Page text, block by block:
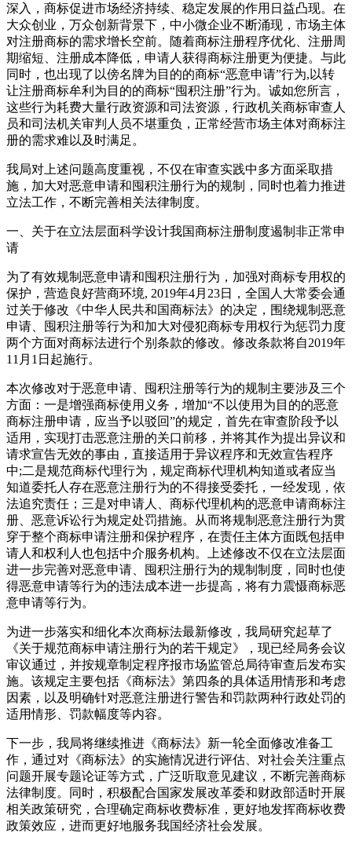
深入，商标促进市场经济持续、稳定发展的作用日益凸现。在
大众创业，万众创新背景下，中小微企业不断涌现，市场主体
对注册商标的需求增长空前。随着商标注册程序优化、注册周
期缩短、注册成本降低，申请人获得商标注册更为便捷。与此
同时，也出现了以傍名牌为目的的商标“恶意申请”行为,以转
让注册商标牟利为目的的商标“囤积注册”行为。诚如您所言，
这些行为耗费大量行政资源和司法资源，行政机关商标审查人
员和司法机关审判人员不堪重负，正常经营市场主体对商标注
册的需求难以及时满足。
我局对上述问题高度重视，不仅在审查实践中多方面采取措
施，加大对恶意申请和囤积注册行为的规制，同时也着力推进
立法工作，不断完善相关法律制度。
一、关于在立法层面科学设计我国商标注册制度遏制非正常申
请
为了有效规制恶意申请和囤积注册行为，加强对商标专用权的
保护，营造良好营商环境, 2019年4月23日，全国人大常委会通
过关于修改《中华人民共和国商标法》的决定，围绕规制恶意
申请、囤积注册等行为和加大对侵犯商标专用权行为惩罚力度
两个方面对商标法进行个别条款的修改。修改条款将自2019年
11月1日起施行。
本次修改对于恶意申请、囤积注册等行为的规制主要涉及三个
方面：一是增强商标使用义务，增加“不以使用为目的的恶意
商标注册申请，应当予以驳回”的规定，首先在审查阶段予以
适用，实现打击恶意注册的关口前移，并将其作为提出异议和
请求宣告无效的事由，直接适用于异议程序和无效宣告程序
中;二是规范商标代理行为，规定商标代理机构知道或者应当
知道委托人存在恶意注册行为的不得接受委托，一经发现，依
法追究责任；三是对申请人、商标代理机构的恶意申请商标注
册、恶意诉讼行为规定处罚措施。从而将规制恶意注册行为贯
穿于整个商标申请注册和保护程序，在责任主体方面既包括申
请人和权利人也包括中介服务机构。上述修改不仅在立法层面
进一步完善对恶意申请、囤积注册行为的规制制度，同时也使
得恶意申请等行为的违法成本进一步提高，将有力震慑商标恶
意申请等行为。
为进一步落实和细化本次商标法最新修改，我局研究起草了
《关于规范商标申请注册行为的若干规定》，现已经局务会议
审议通过，并按规章制定程序报市场监管总局待审查后发布实
施。该规定主要包括《商标法》第四条的具体适用情形和考虑
因素，以及明确针对恶意注册进行警告和罚款两种行政处罚的
适用情形、罚款幅度等内容。
下一步，我局将继续推进《商标法》新一轮全面修改准备工
作，通过对《商标法》的实施情况进行评估、对社会关注重点
问题开展专题论证等方式，广泛听取意见建议，不断完善商标
法律制度。同时，积极配合国家发展改革委和财政部适时开展
相关政策研究，合理确定商标收费标准，更好地发挥商标收费
政策效应，进而更好地服务我国经济社会发展。